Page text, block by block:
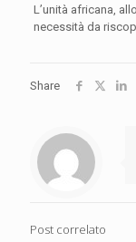
L’unità africana,
necessità da
Share
Post correlato